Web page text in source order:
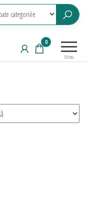
Meniu
0